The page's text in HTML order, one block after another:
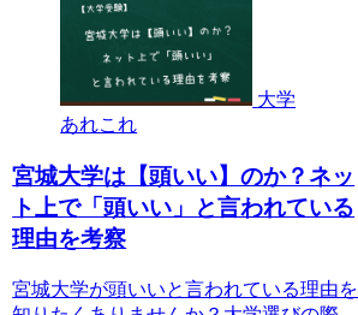
大学
あれこれ
宮城大学は【頭いい】のか？ネッ
ト上で「頭いい」と言われている
理由を考察
宮城大学が頭いいと言われている理由を